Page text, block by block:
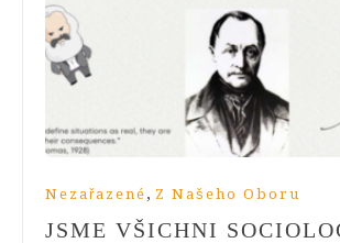
Nezařazené , Z Našeho Oboru
JSME VŠICHNI